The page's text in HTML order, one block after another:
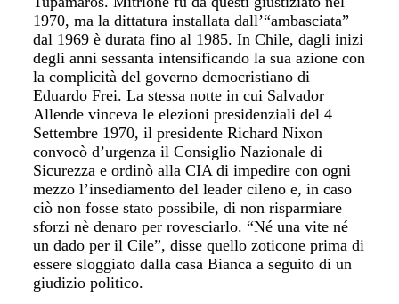
1970, ma la dittatura installata dall’“ambasciata”
dal 1969 è durata fino al 1985. In Chile, dagli inizi
degli anni sessanta intensificando la sua azione con
la complicità del governo democristiano di
Eduardo Frei. La stessa notte in cui Salvador
Allende vinceva le elezioni presidenziali del 4
Settembre 1970, il presidente Richard Nixon
convocò d’urgenza il Consiglio Nazionale di
Sicurezza e ordinò alla CIA di impedire con ogni
mezzo l’insediamento del leader cileno e, in caso
ciò non fosse stato possibile, di non risparmiare
sforzi nè denaro per rovesciarlo. “Né una vite né
un dado per il Cile”, disse quello zoticone prima di
essere sloggiato dalla casa Bianca a seguito di un
giudizio politico.